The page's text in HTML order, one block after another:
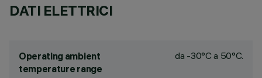
DATI ELETTRICI
Operating ambient
temperature range
da -30°C a 50°C.